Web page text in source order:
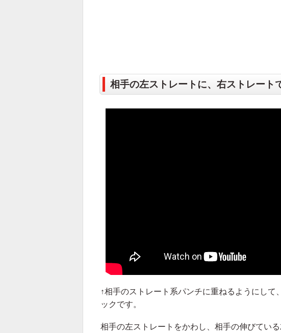
相手の左ストレートに、右ストレート
↑相手のストレート系パンチに重ねるようにして
ックです。
相手の左ストレートをかわし、相手の伸びてい